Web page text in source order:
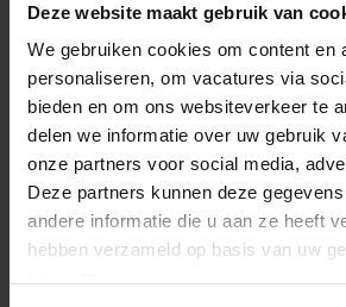
Deze website maakt gebruik van
We gebruiken cookies om content en
personaliseren, om vacatures via
bieden en om ons websiteverkeer te
delen we informatie over uw gebruik
onze partners voor social media,
Deze partners kunnen deze
andere informatie die u aan ze heeft
hebben verzameld op basis van uw
De functie
Voor de polikliniek geriatrie,
psychologie (combinatie polikliniek)
de uren van 28 uur een
assistent die graag in een team
aanpakken weet. Je bent als
onmisbare schakel tussen
collega's. Jouw werk als
divers: